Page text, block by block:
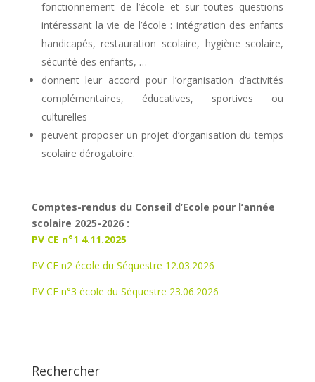
fonctionnement de l’école et sur toutes questions
intéressant la vie de l’école : intégration des enfants
handicapés, restauration scolaire, hygiène scolaire,
sécurité des enfants, …
donnent leur accord pour l’organisation d’activités
complémentaires, éducatives, sportives ou
culturelles
peuvent proposer un projet d’organisation du temps
scolaire dérogatoire.
Comptes-rendus du Conseil d’Ecole pour l’année
scolaire 2025-2026 :
PV CE n°1 4.11.2025
PV CE n2 école du Séquestre 12.03.2026
PV CE n°3 école du Séquestre 23.06.2026
Rechercher